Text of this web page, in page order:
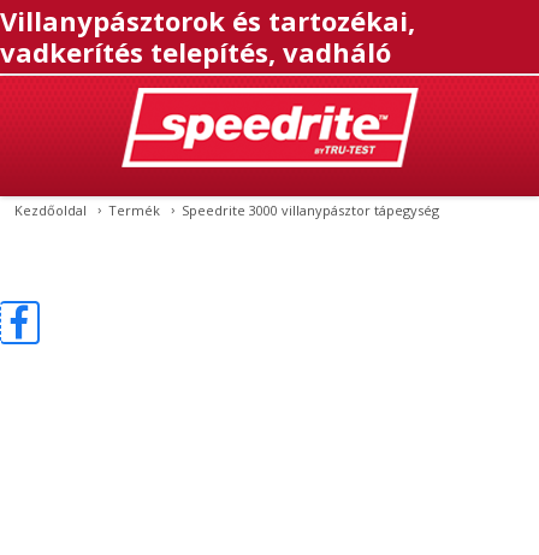
Villanypásztorok és tartozékai,
vadkerítés telepítés, vadháló
Kezdőoldal Termék Speedrite 3000 villanypásztor tápegység